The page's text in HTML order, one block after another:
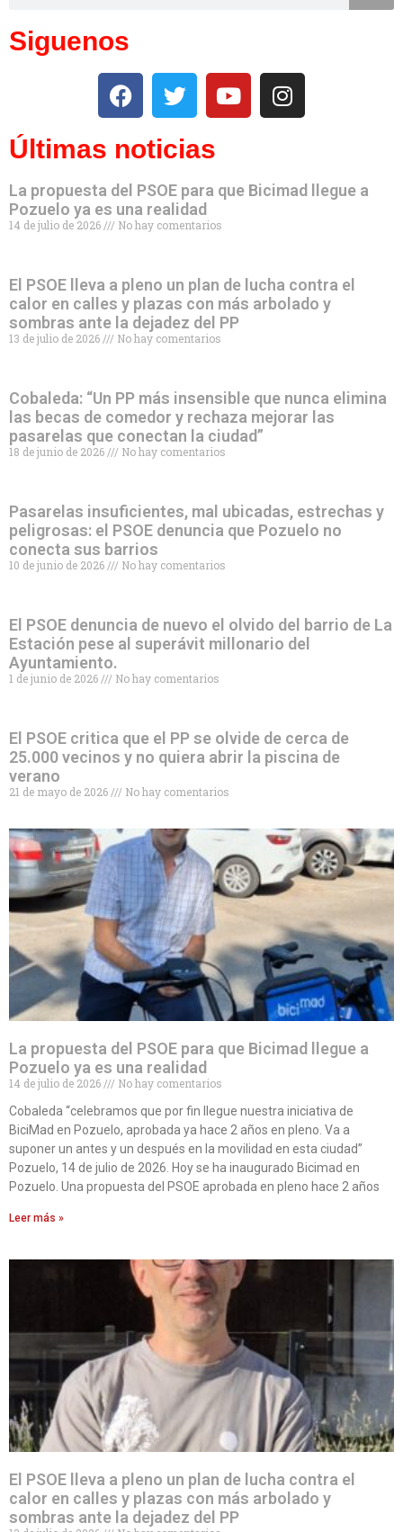
Siguenos
Últimas noticias
La propuesta del PSOE para que Bicimad llegue a
Pozuelo ya es una realidad
14 de julio de 2026 No hay comentarios
El PSOE lleva a pleno un plan de lucha contra el
calor en calles y plazas con más arbolado y
sombras ante la dejadez del PP
13 de julio de 2026 No hay comentarios
Cobaleda: “Un PP más insensible que nunca elimina
las becas de comedor y rechaza mejorar las
pasarelas que conectan la ciudad”
18 de junio de 2026 No hay comentarios
Pasarelas insuficientes, mal ubicadas, estrechas y
peligrosas: el PSOE denuncia que Pozuelo no
conecta sus barrios
10 de junio de 2026 No hay comentarios
El PSOE denuncia de nuevo el olvido del barrio de La
Estación pese al superávit millonario del
Ayuntamiento.
1 de junio de 2026 No hay comentarios
El PSOE critica que el PP se olvide de cerca de
25.000 vecinos y no quiera abrir la piscina de
verano
21 de mayo de 2026 No hay comentarios
La propuesta del PSOE para que Bicimad llegue a
Pozuelo ya es una realidad
14 de julio de 2026
No hay comentarios
Cobaleda “celebramos que por fin llegue nuestra iniciativa de
BiciMad en Pozuelo, aprobada ya hace 2 años en pleno. Va a
suponer un antes y un después en la movilidad en esta ciudad”
Pozuelo, 14 de julio de 2026. Hoy se ha inaugurado Bicimad en
Pozuelo. Una propuesta del PSOE aprobada en pleno hace 2 años
Leer más »
El PSOE lleva a pleno un plan de lucha contra el
calor en calles y plazas con más arbolado y
sombras ante la dejadez del PP